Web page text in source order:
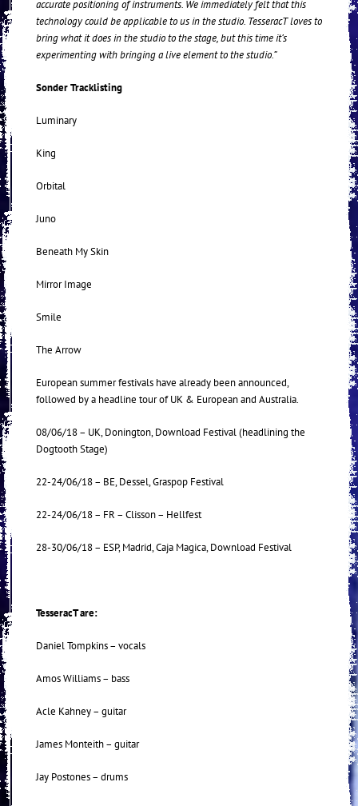
accurate positioning of instruments. We immediately felt that this
technology could be applicable to us in the studio. TesseracT loves to
bring what it does in the studio to the stage, but this time it’s
experimenting with bringing a live element to the studio.”
Sonder Tracklisting
Luminary
King
Orbital
Juno
Beneath My Skin
Mirror Image
Smile
The Arrow
European summer festivals have already been announced,
followed by a headline tour of UK & European and Australia.
08/06/18 – UK, Donington, Download Festival (headlining the
Dogtooth Stage)
22-24/06/18 – BE, Dessel, Graspop Festival
22-24/06/18 – FR – Clisson – Hellfest
28-30/06/18 – ESP, Madrid, Caja Magica, Download Festival
TesseracT are:
Daniel Tompkins – vocals
Amos Williams – bass
Acle Kahney – guitar
James Monteith – guitar
Jay Postones – drums